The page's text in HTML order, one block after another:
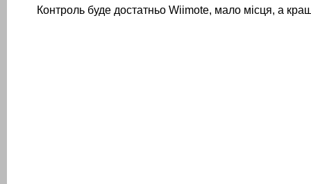
Контроль буде достатньо Wiimote, мало місця, а